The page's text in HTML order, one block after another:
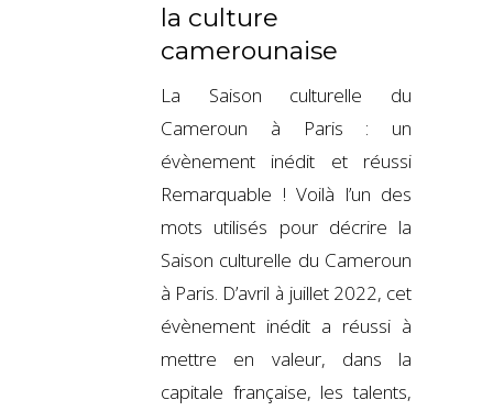
la culture
camerounaise
La Saison culturelle du
Cameroun à Paris : un
évènement inédit et réussi
Remarquable ! Voilà l’un des
mots utilisés pour décrire la
Saison culturelle du Cameroun
à Paris. D’avril à juillet 2022, cet
évènement inédit a réussi à
mettre en valeur, dans la
capitale française, les talents,